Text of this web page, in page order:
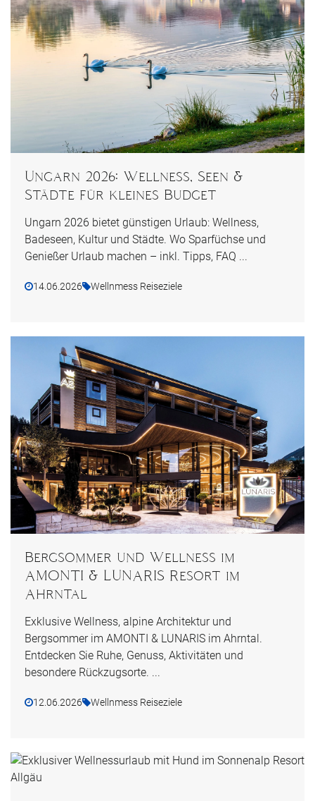
Ungarn 2026: Wellness, Seen &
Städte für kleines Budget
Ungarn 2026 bietet günstigen Urlaub: Wellness,
Badeseen, Kultur und Städte. Wo Sparfüchse und
Genießer Urlaub machen – inkl. Tipps, FAQ ...
14.06.2026 Wellnmess Reiseziele
Bergsommer und Wellness im
AMONTI & LUNARIS Resort im
Ahrntal
Exklusive Wellness, alpine Architektur und
Bergsommer im AMONTI & LUNARIS im Ahrntal.
Entdecken Sie Ruhe, Genuss, Aktivitäten und
besondere Rückzugsorte. ...
12.06.2026 Wellnmess Reiseziele